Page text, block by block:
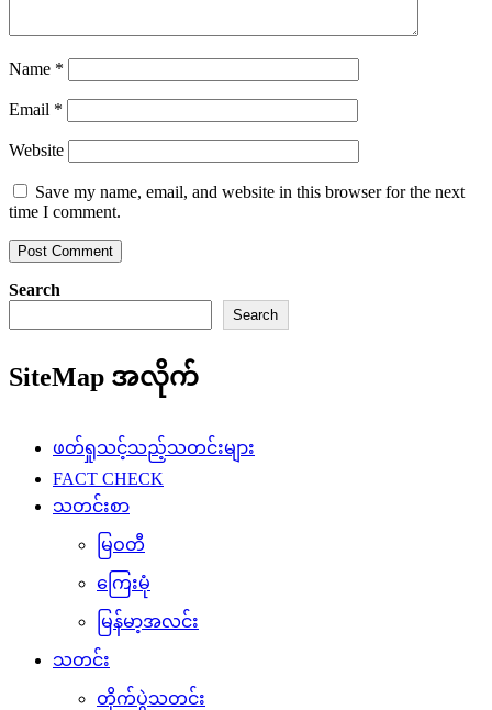
Name *
Email *
Website
Save my name, email, and website in this browser for the next
time I comment.
Search
Search
SiteMap အလိုက်
ဖတ်ရှုသင့်သည့်သတင်းများ
FACT CHECK
သတင်းစာ
မြဝတီ
ကြေးမုံ
မြန်မာ့အလင်း
သတင်း
တိုက်ပွဲသတင်း